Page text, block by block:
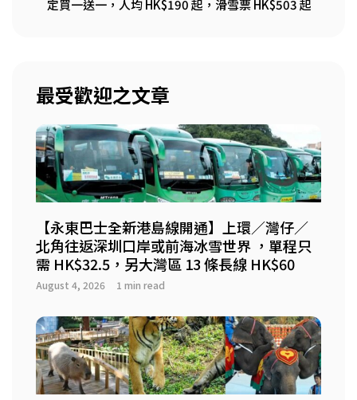
定買一送一，人均 HK$190 起，滑雪票 HK$503 起
最受歡迎之文章
【永東巴士全新港島線開通】上環／灣仔／
北角往返深圳口岸或前海冰雪世界 ，單程只
需 HK$32.5，另大灣區 13 條長線 HK$60
August 4, 2026 1 min read